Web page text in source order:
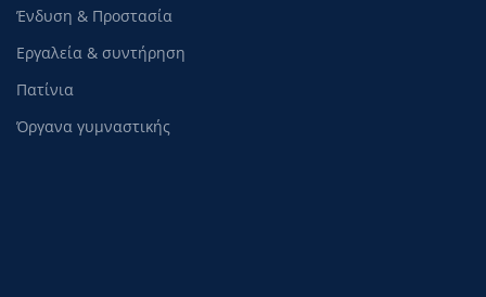
Ένδυση & Προστασία
Εργαλεία & συντήρηση
Πατίνια
Όργανα γυμναστικής